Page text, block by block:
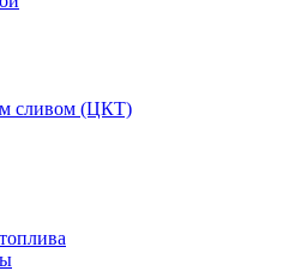
сливом (ЦКТ)